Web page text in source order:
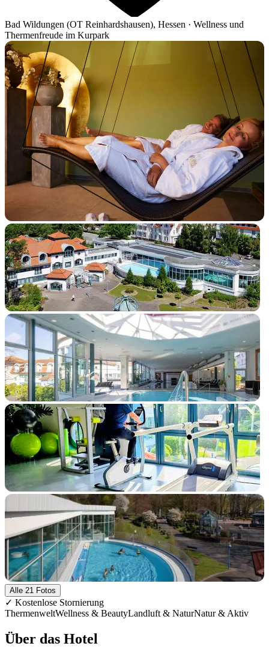
Bad Wildungen (OT Reinhardshausen), Hessen · Wellness und
Thermenfreude im Kurpark
Alle 21 Fotos
✓ Kostenlose Stornierung
ThermenweltWellness & BeautyLandluft & NaturNatur & Aktiv
Über das Hotel